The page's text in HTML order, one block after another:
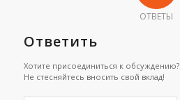
ОТВЕТЫ
Ответить
Хотите присоединиться к обсуждению?
Не стесняйтесь вносить свой вклад!